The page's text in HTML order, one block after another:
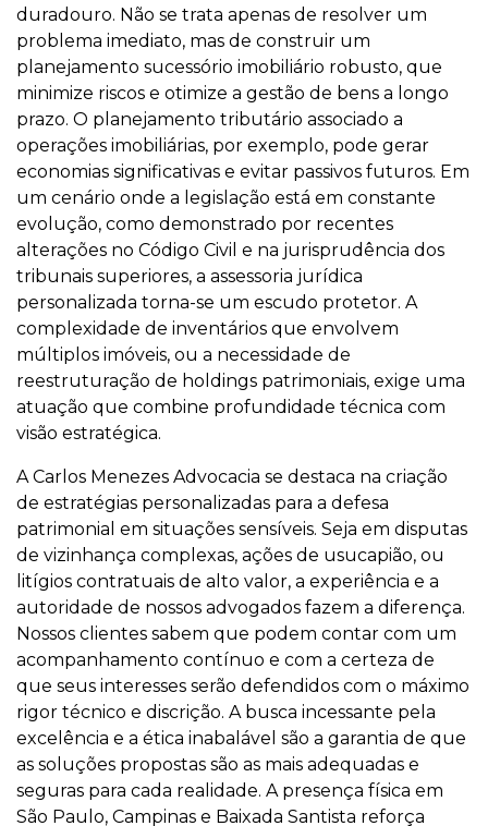
duradouro. Não se trata apenas de resolver um
problema imediato, mas de construir um
planejamento sucessório imobiliário robusto, que
minimize riscos e otimize a gestão de bens a longo
prazo. O planejamento tributário associado a
operações imobiliárias, por exemplo, pode gerar
economias significativas e evitar passivos futuros. Em
um cenário onde a legislação está em constante
evolução, como demonstrado por recentes
alterações no Código Civil e na jurisprudência dos
tribunais superiores, a assessoria jurídica
personalizada torna-se um escudo protetor. A
complexidade de inventários que envolvem
múltiplos imóveis, ou a necessidade de
reestruturação de holdings patrimoniais, exige uma
atuação que combine profundidade técnica com
visão estratégica.
A Carlos Menezes Advocacia se destaca na criação
de estratégias personalizadas para a defesa
patrimonial em situações sensíveis. Seja em disputas
de vizinhança complexas, ações de usucapião, ou
litígios contratuais de alto valor, a experiência e a
autoridade de nossos advogados fazem a diferença.
Nossos clientes sabem que podem contar com um
acompanhamento contínuo e com a certeza de
que seus interesses serão defendidos com o máximo
rigor técnico e discrição. A busca incessante pela
excelência e a ética inabalável são a garantia de que
as soluções propostas são as mais adequadas e
seguras para cada realidade. A presença física em
São Paulo, Campinas e Baixada Santista reforça